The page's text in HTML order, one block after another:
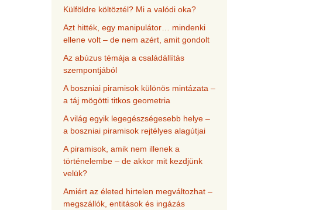
Külföldre költöztél? Mi a valódi oka?
Azt hitték, egy manipulátor… mindenki
ellene volt – de nem azért, amit gondolt
Az abúzus témája a családállítás
szempontjából
A boszniai piramisok különös mintázata –
a táj mögötti titkos geometria
A világ egyik legegészségesebb helye –
a boszniai piramisok rejtélyes alagútjai
A piramisok, amik nem illenek a
történelembe – de akkor mit kezdjünk
velük?
Amiért az életed hirtelen megváltozhat –
megszállók, entitások és ingázás